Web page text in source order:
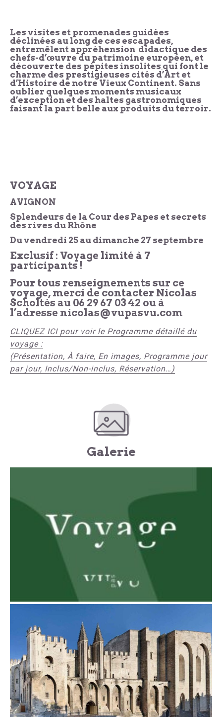
Les visites et promenades guidées
déclinées au long de ces escapades,
entremêlent appréhension didactique des
chefs-d’œuvre du patrimoine européen, et
découverte des pépites insolites qui font le
charme des prestigieuses cités d’Art et
d’Histoire de notre Vieux Continent. Sans
oublier quelques moments musicaux
d’exception et des haltes gastronomiques
faisant la part belle aux produits du terroir.
VOYAGE
AVIGNON
Splendeurs de la Cour des Papes et secrets
des rives du Rhône
Du vendredi 25 au dimanche 27 septembre
Exclusif : Voyage limité à 7
participants !
Pour tous renseignements sur ce
voyage, merci de contacter Nicolas
Scholtès au 06 29 67 03 42 ou à
l’adresse nicolas@vupasvu.com
CLIQUEZ ICI pour voir le Programme détaillé du
voyage :
(Présentation, À faire, En images, Programme jour
par jour, Inclus/Non-inclus, Réservation…)
Galerie